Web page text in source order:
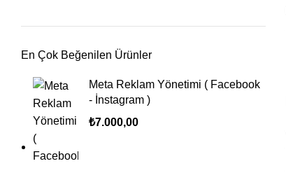
En Çok Beğenilen Ürünler
Meta Reklam Yönetimi ( Facebook
- İnstagram )
₺7.000,00